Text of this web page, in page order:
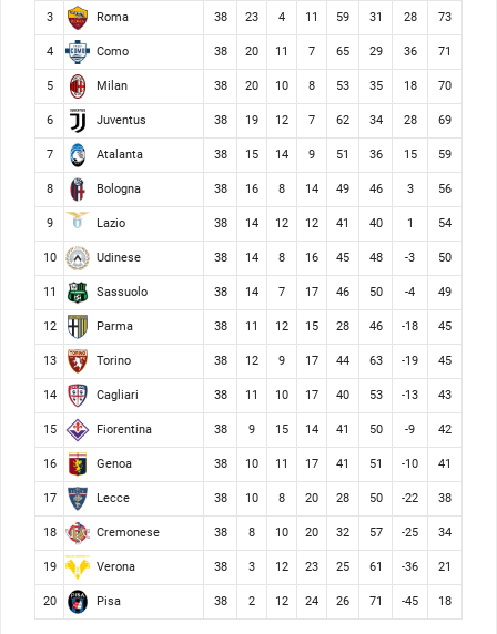
3 Roma 38 23 4 11 59 31 28 73
4 Como 38 20 11 7 65 29 36 71
5 Milan 38 20 10 8 53 35 18 70
6 Juventus 38 19 12 7 62 34 28 69
7 Atalanta 38 15 14 9 51 36 15 59
8 Bologna 38 16 8 14 49 46 3 56
9 Lazio 38 14 12 12 41 40 1 54
10 Udinese 38 14 8 16 45 48 -3 50
11 Sassuolo 38 14 7 17 46 50 -4 49
12 Parma 38 11 12 15 28 46 -18 45
13 Torino 38 12 9 17 44 63 -19 45
14 Cagliari 38 11 10 17 40 53 -13 43
15 Fiorentina 38 9 15 14 41 50 -9 42
16 Genoa 38 10 11 17 41 51 -10 41
17 Lecce 38 10 8 20 28 50 -22 38
18 Cremonese 38 8 10 20 32 57 -25 34
19 Verona 38 3 12 23 25 61 -36 21
20 Pisa 38 2 12 24 26 71 -45 18